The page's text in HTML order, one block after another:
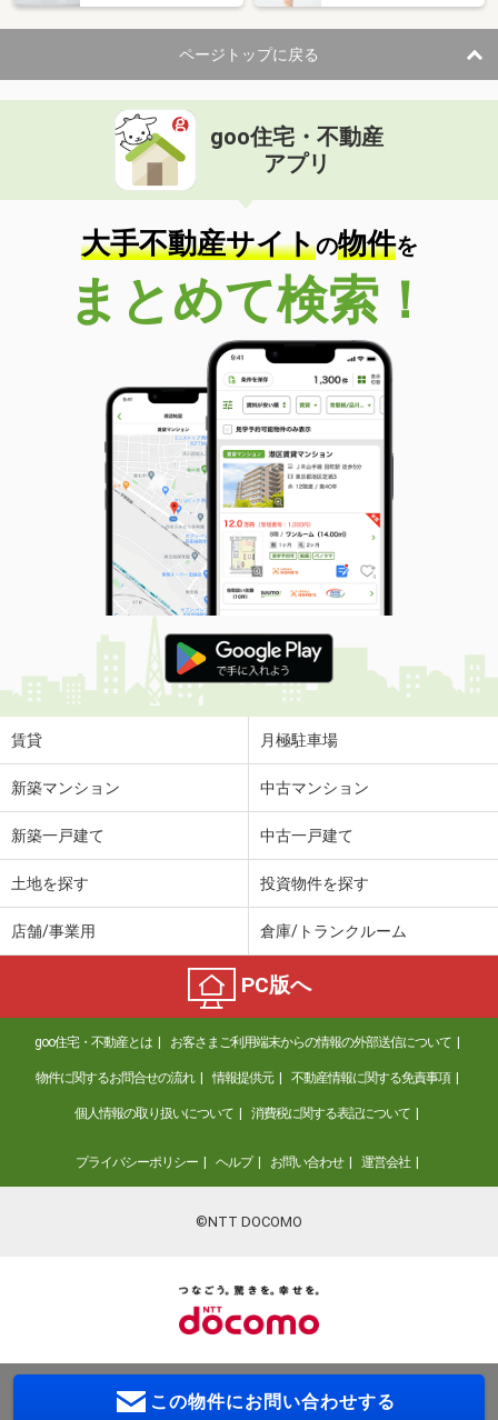
ページトップに戻る
goo住宅・不動産
アプリ
大手不動産サイトの物件を
まとめて検索！
賃貸 月極駐車場
新築マンション 中古マンション
新築一戸建て 中古一戸建て
土地を探す 投資物件を探す
店舗/事業用 倉庫/トランクルーム
PC版へ
goo住宅・不動産とは お客さまご利用端末からの情報の外部送信について
物件に関するお問合せの流れ 情報提供元 不動産情報に関する免責事項
個人情報の取り扱いについて 消費税に関する表記について
プライバシーポリシー ヘルプ お問い合わせ 運営会社
©NTT DOCOMO
この物件にお問い合わせする